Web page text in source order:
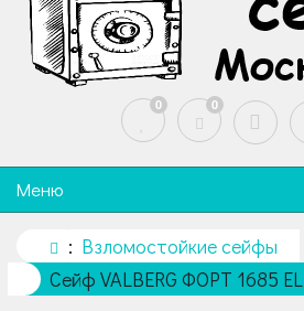
0 0
Меню
Взломостойкие сейфы
Сейф VALBERG ФОРТ 1685 EL